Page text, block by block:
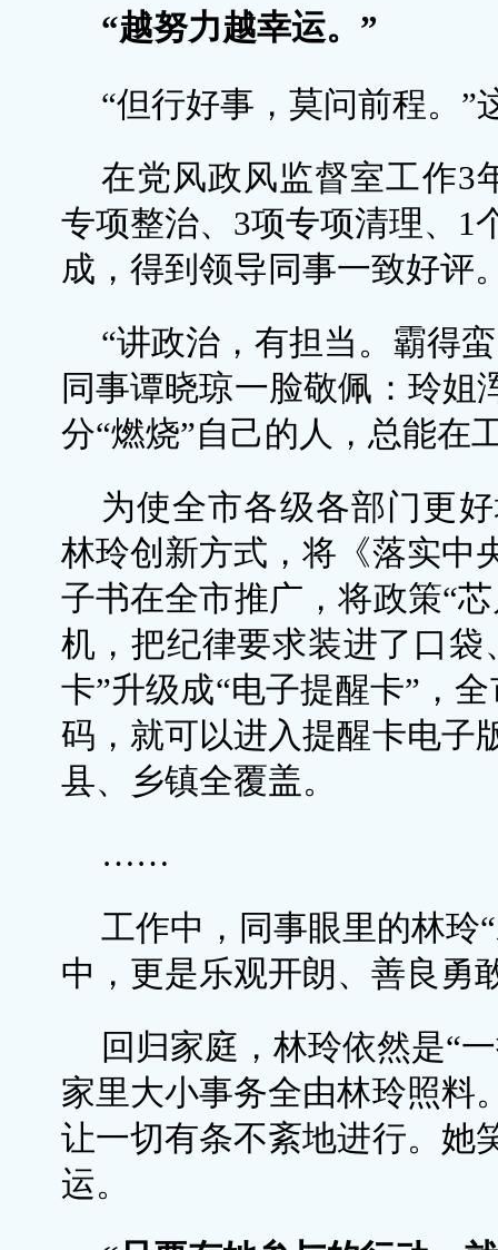
“越努力越幸运。”
“但行好事，莫问前程。”
在党风政风监督室工作3
专项整治、3项专项清理、1
成，得到领导同事一致好评
“讲政治，有担当。霸得
同事谭晓琼一脸敬佩：玲姐
分“燃烧”自己的人，总能在
为使全市各级各部门更
林玲创新方式，将《落实中
子书在全市推广，将政策“
机，把纪律要求装进了口
卡”升级成“电子提醒卡”，
码，就可以进入提醒卡电子
县、乡镇全覆盖。
……
工作中，同事眼里的林玲
中，更是乐观开朗、善良勇
回归家庭，林玲依然是“
家里大小事务全由林玲照料
让一切有条不紊地进行。她
运。